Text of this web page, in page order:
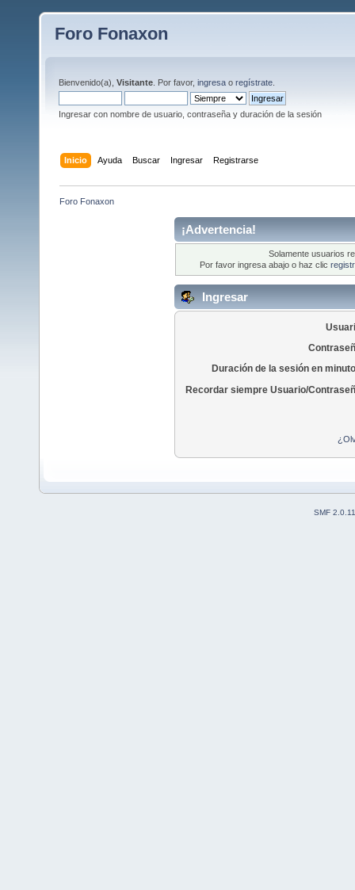
Foro Fonaxon
Bienvenido(a), Visitante . Por favor, ingresa o regístrate
Ingresar con nombre de usuario, contraseña y duración de la sesión
Inicio Ayuda Buscar Ingresar Registrarse
Foro Fonaxon
¡Advertencia!
Solamente usuarios
Por favor ingresa abajo o haz clic
Ingresar
Duración de la sesión en
Recordar siempre Usuario/
SMF 2.0.11